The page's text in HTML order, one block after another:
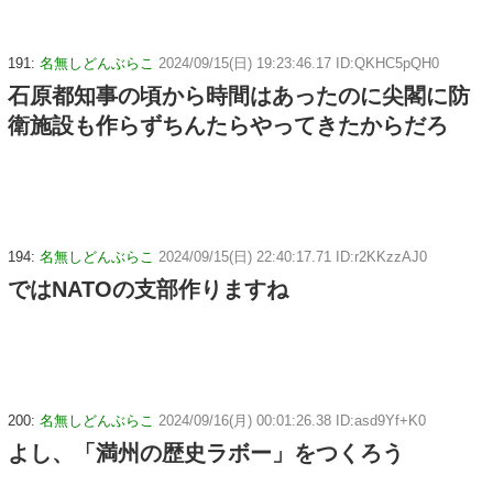
191: 名無しどんぶらこ 2024/09/15(日) 19:23:46.17 ID:QKHC5pQH0
石原都知事の頃から時間はあったのに尖閣に防
衛施設も作らずちんたらやってきたからだろ
194: 名無しどんぶらこ 2024/09/15(日) 22:40:17.71 ID:r2KKzzAJ0
ではNATOの支部作りますね
200: 名無しどんぶらこ 2024/09/16(月) 00:01:26.38 ID:asd9Yf+K0
よし、「満州の歴史ラボー」をつくろう